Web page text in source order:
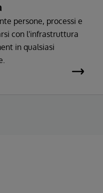
persone, processi e
con l'infrastruttura
in qualsiasi